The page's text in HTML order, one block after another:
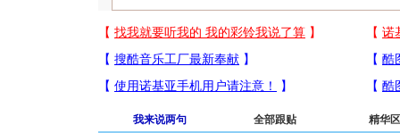
我来说两句 全部跟贴 精华区